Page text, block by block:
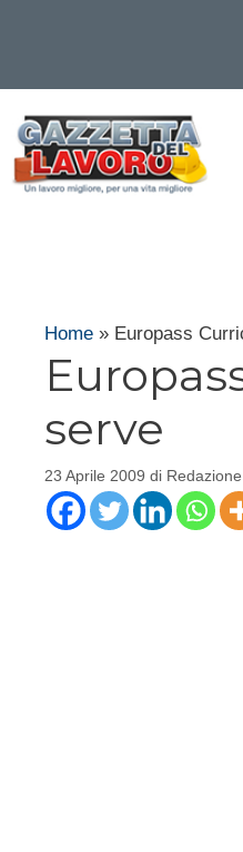
contenuto
Home » Europass
serve
23 Aprile 2009 di Redazione